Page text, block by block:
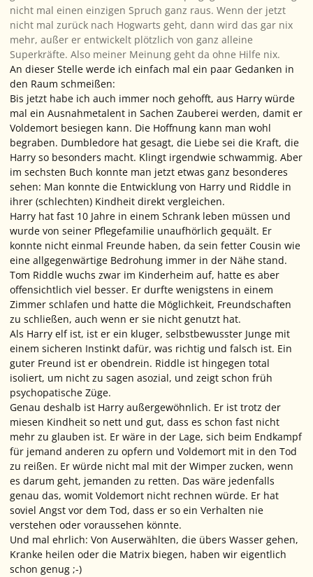
nicht mal einen einzigen Spruch ganz raus. Wenn der jetzt
nicht mal zurück nach Hogwarts geht, dann wird das gar nix
mehr, außer er entwickelt plötzlich von ganz alleine
Superkräfte. Also meiner Meinung geht da ohne Hilfe nix.
An dieser Stelle werde ich einfach mal ein paar Gedanken in
den Raum schmeißen:
Bis jetzt habe ich auch immer noch gehofft, aus Harry würde
mal ein Ausnahmetalent in Sachen Zauberei werden, damit er
Voldemort besiegen kann. Die Hoffnung kann man wohl
begraben. Dumbledore hat gesagt, die Liebe sei die Kraft, die
Harry so besonders macht. Klingt irgendwie schwammig. Aber
im sechsten Buch konnte man jetzt etwas ganz besonderes
sehen: Man konnte die Entwicklung von Harry und Riddle in
ihrer (schlechten) Kindheit direkt vergleichen.
Harry hat fast 10 Jahre in einem Schrank leben müssen und
wurde von seiner Pflegefamilie unaufhörlich gequält. Er
konnte nicht einmal Freunde haben, da sein fetter Cousin wie
eine allgegenwärtige Bedrohung immer in der Nähe stand.
Tom Riddle wuchs zwar im Kinderheim auf, hatte es aber
offensichtlich viel besser. Er durfte wenigstens in einem
Zimmer schlafen und hatte die Möglichkeit, Freundschaften
zu schließen, auch wenn er sie nicht genutzt hat.
Als Harry elf ist, ist er ein kluger, selbstbewusster Junge mit
einem sicheren Instinkt dafür, was richtig und falsch ist. Ein
guter Freund ist er obendrein. Riddle ist hingegen total
isoliert, um nicht zu sagen asozial, und zeigt schon früh
psychopatische Züge.
Genau deshalb ist Harry außergewöhnlich. Er ist trotz der
miesen Kindheit so nett und gut, dass es schon fast nicht
mehr zu glauben ist. Er wäre in der Lage, sich beim Endkampf
für jemand anderen zu opfern und Voldemort mit in den Tod
zu reißen. Er würde nicht mal mit der Wimper zucken, wenn
es darum geht, jemanden zu retten. Das wäre jedenfalls
genau das, womit Voldemort nicht rechnen würde. Er hat
soviel Angst vor dem Tod, dass er so ein Verhalten nie
verstehen oder voraussehen könnte.
Und mal ehrlich: Von Auserwählten, die übers Wasser gehen,
Kranke heilen oder die Matrix biegen, haben wir eigentlich
schon genug ;-)